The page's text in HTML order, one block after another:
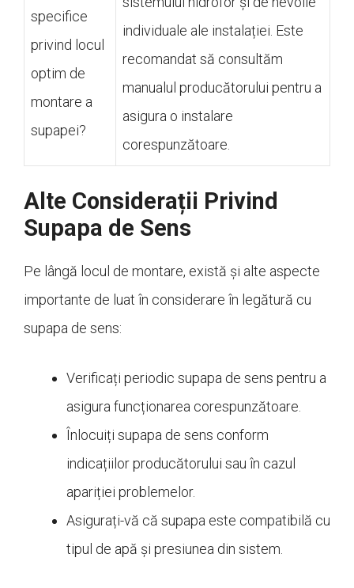
specifice
privind locul
optim de
montare a
supapei?
individuale ale instalației. Este
recomandat să consultăm
manualul producătorului pentru a
asigura o instalare
corespunzătoare.
Alte Considerații Privind
Supapa de Sens
Pe lângă locul de montare, există și alte aspecte
importante de luat în considerare în legătură cu
supapa de sens:
Verificați periodic supapa de sens pentru a
asigura funcționarea corespunzătoare.
Înlocuiți supapa de sens conform
indicațiilor producătorului sau în cazul
apariției problemelor.
Asigurați-vă că supapa este compatibilă cu
tipul de apă și presiunea din sistem.